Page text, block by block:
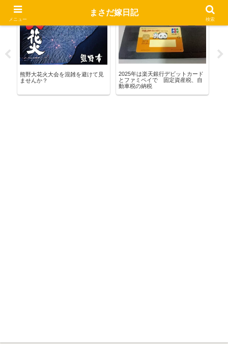
熊野大花火大会を混雑を避けて見
ませんか？
マネー
2025年は楽天銀行デビットカード
とファミペイで 固定資産税、自
動車税の納税
メニュー
まさだ嫁日記
検索